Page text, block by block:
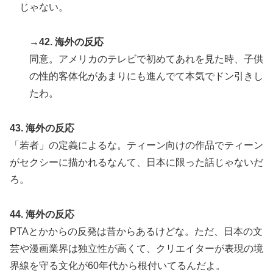
じゃない。
→42. 海外の反応
同意。アメリカのテレビで初めてあれを見た時、子供
の性的客体化があまりにも進んでて本気でドン引きし
たわ。
43. 海外の反応
「若者」の定義によるな。ティーン向けの作品でティーン
がセクシーに描かれるなんて、日本に限った話じゃないだ
ろ。
44. 海外の反応
PTAとかからの反発は昔からあるけどな。ただ、日本の文
芸や漫画業界は独立性が高くて、クリエイターが表現の境
界線を守る文化が60年代から根付いてるんだよ。